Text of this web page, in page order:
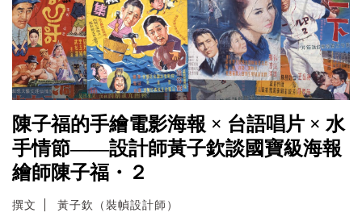
陳子福的手繪電影海報 × 台語唱片 × 水
手情節——設計師黃子欽談國寶級海報
繪師陳子福・２
撰文 黃子欽（裝幀設計師）